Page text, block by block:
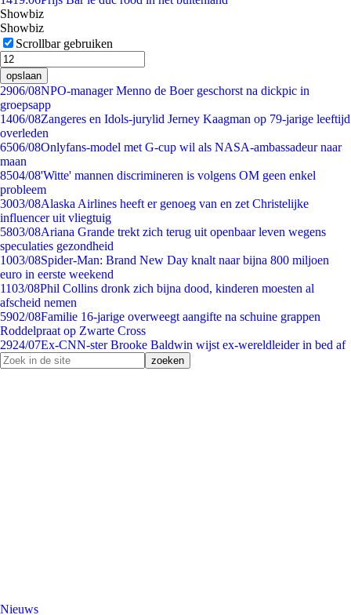
Showbiz
Showbiz
Scrollbar gebruiken
opslaan
2906/08NPO-manager Menno de Boer geschorst na dickpic in
groepsapp
1406/08Zangeres en Idols-jurylid Jerney Kaagman op 79-jarige leeftijd
overleden
6506/08Onlyfans-model met G-cup wil als NASA-ambassadeur naar
maan
8504/08'Witte' mannen discrimineren is volgens OM geen enkel
probleem
3003/08Alaska Airlines heeft er genoeg van en zet Christelijke
influencer uit vliegtuig
5803/08Ariana Grande trekt zich terug uit openbaar leven wegens
speculaties gezondheid
1003/08Spider-Man: Brand New Day knalt naar bijna 800 miljoen
euro in eerste weekend
1103/08Phil Collins dronk zich bijna dood, kinderen moesten al
afscheid nemen
5902/08Familie 16-jarige overweegt aangifte na schuine grappen
Roddelpraat op Zwarte Cross
2924/07Ex-CNN-ster Brooke Baldwin wijst ex-wereldleider in bed af
Nieuws